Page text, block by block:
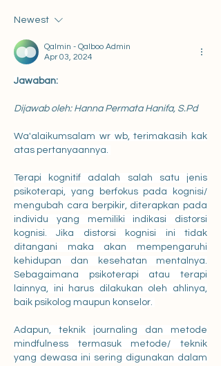
Newest
Qalmin - Qalboo Admin
Apr 03, 2024
Jawaban:
Dijawab oleh: Hanna Permata Hanifa, S.Pd
Wa'alaikumsalam wr wb, terimakasih kak
atas pertanyaannya.
Terapi kognitif adalah salah satu jenis
psikoterapi, yang berfokus pada kognisi/
mengubah cara berpikir, diterapkan pada
individu yang memiliki indikasi distorsi
kognisi. Jika distorsi kognisi ini tidak
ditangani maka akan mempengaruhi
kehidupan dan kesehatan mentalnya.
Sebagaimana psikoterapi atau terapi
lainnya, ini harus dilakukan oleh ahlinya,
baik psikolog maupun konselor.
Adapun, teknik journaling dan metode
mindfulness termasuk metode/ teknik
yang dewasa ini sering digunakan dalam